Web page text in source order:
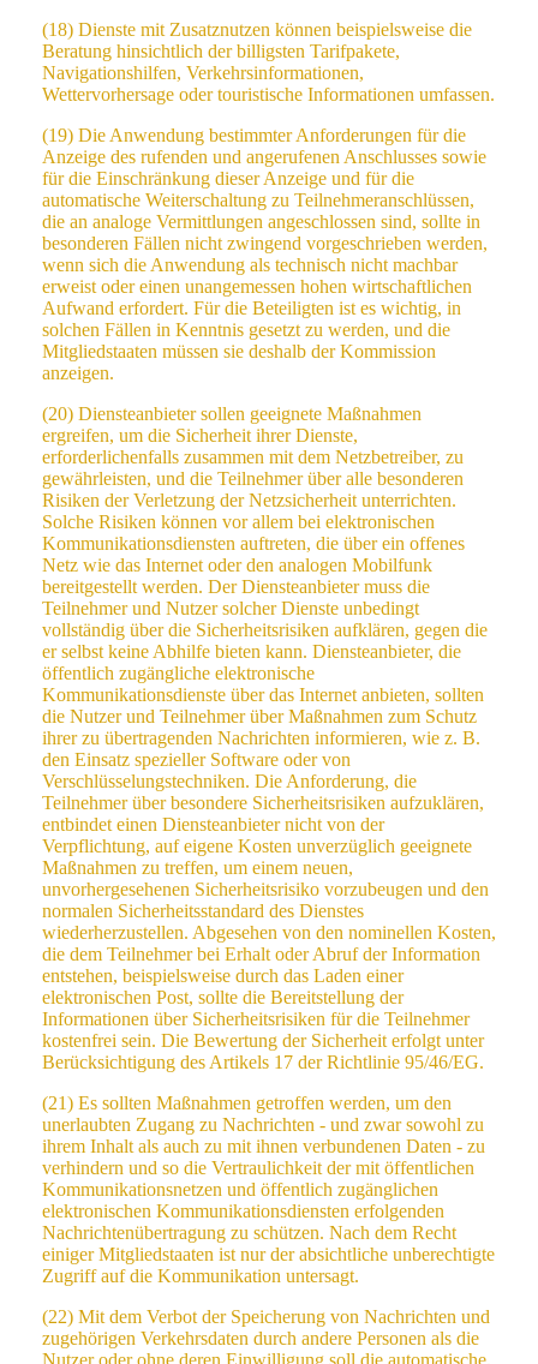
(18) Dienste mit Zusatznutzen können beispielsweise die
Beratung hinsichtlich der billigsten Tarifpakete,
Navigationshilfen, Verkehrsinformationen,
Wettervorhersage oder touristische Informationen umfassen.
(19) Die Anwendung bestimmter Anforderungen für die
Anzeige des rufenden und angerufenen Anschlusses sowie
für die Einschränkung dieser Anzeige und für die
automatische Weiterschaltung zu Teilnehmeranschlüssen,
die an analoge Vermittlungen angeschlossen sind, sollte in
besonderen Fällen nicht zwingend vorgeschrieben werden,
wenn sich die Anwendung als technisch nicht machbar
erweist oder einen unangemessen hohen wirtschaftlichen
Aufwand erfordert. Für die Beteiligten ist es wichtig, in
solchen Fällen in Kenntnis gesetzt zu werden, und die
Mitgliedstaaten müssen sie deshalb der Kommission
anzeigen.
(20) Diensteanbieter sollen geeignete Maßnahmen
ergreifen, um die Sicherheit ihrer Dienste,
erforderlichenfalls zusammen mit dem Netzbetreiber, zu
gewährleisten, und die Teilnehmer über alle besonderen
Risiken der Verletzung der Netzsicherheit unterrichten.
Solche Risiken können vor allem bei elektronischen
Kommunikationsdiensten auftreten, die über ein offenes
Netz wie das Internet oder den analogen Mobilfunk
bereitgestellt werden. Der Diensteanbieter muss die
Teilnehmer und Nutzer solcher Dienste unbedingt
vollständig über die Sicherheitsrisiken aufklären, gegen die
er selbst keine Abhilfe bieten kann. Diensteanbieter, die
öffentlich zugängliche elektronische
Kommunikationsdienste über das Internet anbieten, sollten
die Nutzer und Teilnehmer über Maßnahmen zum Schutz
ihrer zu übertragenden Nachrichten informieren, wie z. B.
den Einsatz spezieller Software oder von
Verschlüsselungstechniken. Die Anforderung, die
Teilnehmer über besondere Sicherheitsrisiken aufzuklären,
entbindet einen Diensteanbieter nicht von der
Verpflichtung, auf eigene Kosten unverzüglich geeignete
Maßnahmen zu treffen, um einem neuen,
unvorhergesehenen Sicherheitsrisiko vorzubeugen und den
normalen Sicherheitsstandard des Dienstes
wiederherzustellen. Abgesehen von den nominellen Kosten,
die dem Teilnehmer bei Erhalt oder Abruf der Information
entstehen, beispielsweise durch das Laden einer
elektronischen Post, sollte die Bereitstellung der
Informationen über Sicherheitsrisiken für die Teilnehmer
kostenfrei sein. Die Bewertung der Sicherheit erfolgt unter
Berücksichtigung des Artikels 17 der Richtlinie 95/46/EG.
(21) Es sollten Maßnahmen getroffen werden, um den
unerlaubten Zugang zu Nachrichten - und zwar sowohl zu
ihrem Inhalt als auch zu mit ihnen verbundenen Daten - zu
verhindern und so die Vertraulichkeit der mit öffentlichen
Kommunikationsnetzen und öffentlich zugänglichen
elektronischen Kommunikationsdiensten erfolgenden
Nachrichtenübertragung zu schützen. Nach dem Recht
einiger Mitgliedstaaten ist nur der absichtliche unberechtigte
Zugriff auf die Kommunikation untersagt.
(22) Mit dem Verbot der Speicherung von Nachrichten und
zugehörigen Verkehrsdaten durch andere Personen als die
Nutzer oder ohne deren Einwilligung soll die automatische,